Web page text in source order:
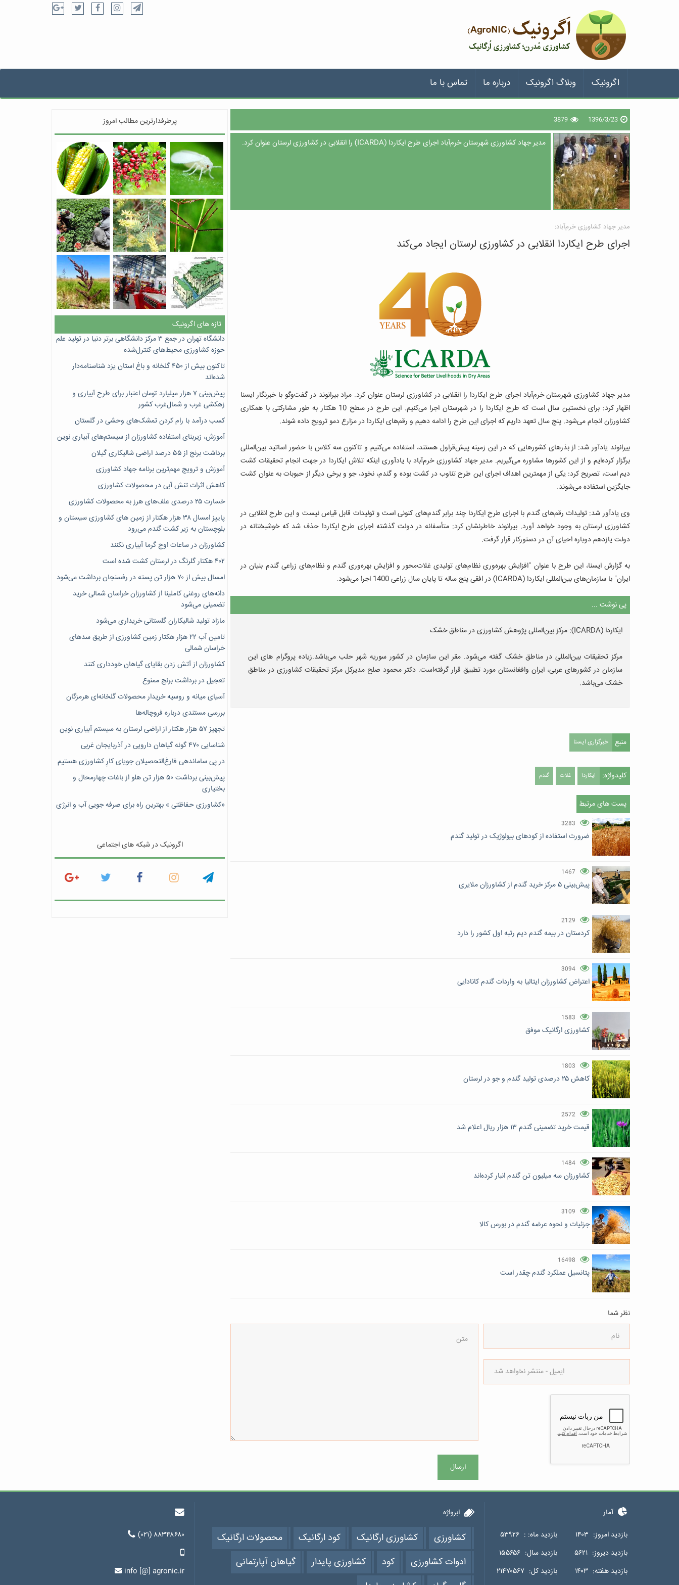
اگرونیک وبلاگ اگرونیک درباره ما تماس با ما
1396/3/23
3879
مدیر جهاد کشاورزی شهرستان خرم‌آباد اجرای طرح ایکاردا (ICARDA) را انقلابی در کشاورزی لرستان عنوان کرد.
مدیر جهاد کشاورزی خرم‌آباد:
اجرای طرح ایکاردا انقلابی در کشاورزی لرستان ایجاد می‌کند
مدیر جهاد کشاورزی شهرستان خرم‌آباد اجرای طرح ایکاردا را انقلابی در کشاورزی لرستان عنوان کرد. مراد بیرانوند در گفت‌وگو با خبرنگار ایسنا
اظهار کرد: برای نخستین سال است که طرح ایکاردا را در شهرستان اجرا می‌کنیم. این طرح در سطح 10 هکتار به طور مشارکتی با همکاری
کشاورزان انجام می‌شود. پنج سال تعهد داریم که اجرای این طرح را ادامه دهیم و رقم‌های ایکاردا در مزارع دمو ترویج داده ‌شوند.
بیرانوند یادآور شد: از بذرهای کشورهایی که در این زمینه پیش‌قراول هستند، استفاده می‌کنیم و تاکنون سه کلاس با حضور اساتید بین‌المللی
برگزار کرده‌ایم و از این کشورها مشاوره می‌گیریم.مدیر جهاد کشاورزی خرم‌آباد با یادآوری اینکه تلاش ایکاردا در جهت انجام تحقیقات کشت
دیم است، تصریح کرد: یکی از مهمترین اهداف اجرای این طرح تناوب در کشت بوده و گندم، نخود، جو و برخی دیگر از حبوبات به عنوان کشت
جایگزین استفاده می‌شوند.
وی یادآور شد: تولیدات رقم‌های گندم با اجرای طرح ایکاردا چند برابر گندم‌های کنونی است و تولیدات قابل قیاس نیست و این طرح انقلابی در
کشاورزی لرستان به وجود خواهد آورد.بیرانوند خاطرنشان کرد: متأسفانه در دولت گذشته اجرای طرح ایکاردا حذف شد که خوشبختانه در
دولت یازدهم دوباره احیای آن در دستورکار قرار گرفت.
به گزارش ایسنا، این طرح با عنوان "افزایش بهره‌وری نظام‌های تولیدی غلات‌محور و افزایش بهره‌وری گندم و نظام‌های زراعی گندم بنیان در
ایران" با سازمان‌های بین‌المللی ایکاردا (ICARDA) در افقی پنج ساله تا پایان سال زراعی 1400 اجرا می‌شود.
پی نوشت ...
ایکاردا (ICARDA): مرکز بین‌المللی پژوهش کشاورزی در مناطق خشک
مرکز تحقیقات بین‌المللی در مناطق خشک گفته می‌شود. مقر این سازمان در کشور سوریه شهر حلب می‌باشد.زیاده پروگرام های این
سازمان در کشورهای عربی، ایران وافغانستان مورد تطبیق قرار گرفته‌است. دکتر محمود صلح مدیرکل مرکز تحقیقات کشاورزی در مناطق
خشک می‌باشد.
منبع خبرگزاری ایسنا
کلیدواژه: ایکاردا غلات گندم
پست های مرتبط
3283
ضرورت استفاده از کودهای بیولوژیک در تولید گندم
1467
پیش‌بینی ۵ مرکز خرید گندم از کشاورزان ملایری
2129
کردستان در بیمه گندم دیم رتبه اول کشور را دارد
3094
اعتراض کشاورزان ایتالیا به واردات گندم کانادایی
1583
کشاورزی ارگانیک موفق
1803
کاهش ۲۵ درصدی تولید گندم و جو در لرستان
2572
قیمت خرید تضمینی گندم ۱۳ هزار ریال اعلام شد
1484
کشاورزان سه میلیون تن گندم انبار کرده‌اند
3109
جزئیات و نحوه عرضه گندم در بورس کالا
16498
پتانسیل عملکرد گندم چقدر است
نظر شما
ارسال
پرطرفدارترین مطالب امروز
تازه های اگرونیک
دانشگاه تهران در جمع ۳ مرکز دانشگاهی برتر دنیا در تولید علم
حوزه کشاورزی محیط‌های کنترل‌شده
تاکنون بیش از ۴۵۰ گلخانه و باغ استان یزد شناسنامه‌دار
شده‌اند
پیش‌بینی ۷‌ هزار میلیارد تومان اعتبار برای طرح آبیاری و
زهکشی غرب و شمال‌غرب کشور
کسب درآمد با رام کردن تمشک‌های وحشی در گلستان
آموزش، زیربنای استفاده کشاورزان از سیستم‌های آبیاری نوین
برداشت برنج از ۵۵ درصد اراضی شالیکاری گیلان
آموزش و ترویج مهم‌ترین برنامه جهاد کشاورزی
کاهش اثرات تنش آبی در محصولات کشاورزی
خسارت ۲۵ درصدی علف‌های هرز به محصولات کشاورزی
پاییز امسال ۳۸ هزار هکتار از زمین های کشاورزی سیستان و
بلوچستان به زیر کشت گندم می‌رود
کشاورزان در ساعات اوج گرما آبیاری نکنند
۴۰۲ هکتار گلرنگ در لرستان کشت شده است
امسال بیش از ۷۰ هزار تن پسته در رفسنجان برداشت می‌شود
دانه‌های روغنی کاملینا از کشاورزان خراسان شمالی خرید
تضمینی می‌شود
مازاد تولید شالیکاران گلستانی خریداری می‌شود
تامین آب ۲۲ هزار هکتار زمین کشاورزی از طریق سدهای
خراسان شمالی
کشاورزان از آتش زدن بقایای گیاهان خودداری کنند
تعجیل در برداشت برنج ممنوع
آسیای میانه و روسیه خریدار محصولات گلخانه‌ای هرمزگان
بررسی مستندی درباره فروچاله‌ها
تجهیز ۵۷ هزار هکتار از اراضی لرستان به سیستم آبیاری نوین
شناسایی ۴۷٠ گونه گیاهان دارویی در آذربایجان غربی
در پی ساماندهی فارغ‌التحصیلان جویای کارِ کشاورزی هستیم
پیش‎‌بینی برداشت ۵۰ هزار تن هلو از باغات چهارمحال و
بختیاری
«کشاورزی حفاظتی » بهترین راه برای صرفه جویی آب و انرژی
اگرونیک در شبکه های اجتماعی
(۰۲۱) ۸۸۳۴۸۶۸۰
info [@] agronic.ir
ابرواژه
کشاورزی کشاورزی ارگانیک کود ارگانیک
محصولات ارگانیک
ادوات کشاورزی
کود کشاورزی پایدار
گیاهان آپارتمانی
آمار
بازدید امروز: ۱۴۰۳ بازدید ماه: : ۵۳۹۲۶
بازدید دیروز: ۵۶۲۱ بازدید سال: ۱۵۵۶۵۶
بازدید هفته: ۱۴۰۳ بازدید کل: ۲۱۴۷۰۵۶۷